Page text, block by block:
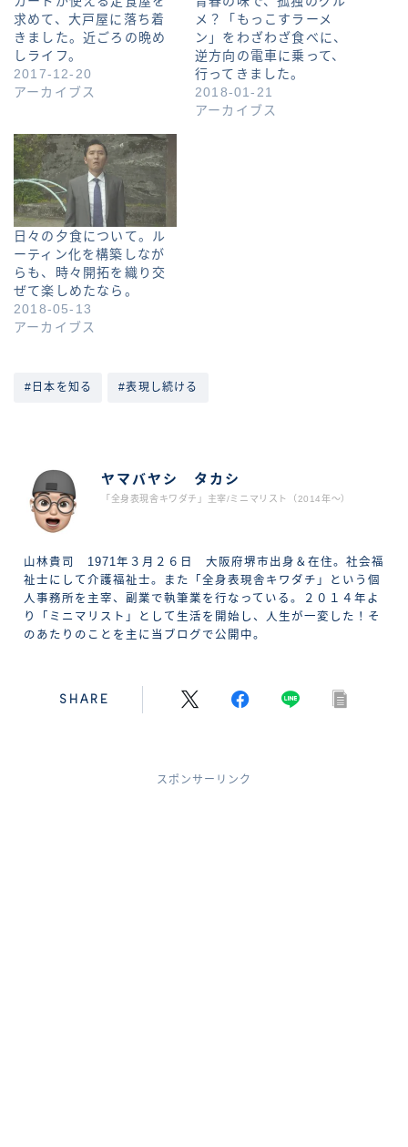
求めて、大戸屋に落ち着
きました。近ごろの晩め
しライフ。
2017-12-20
アーカイブス
メ？「もっこすラーメ
ン」をわざわざ食べに、
逆方向の電車に乗って、
行ってきました。
2018-01-21
アーカイブス
日々の夕食について。ル
ーティン化を構築しなが
らも、時々開拓を織り交
ぜて楽しめたなら。
2018-05-13
アーカイブス
#日本を知る #表現し続ける
ヤマバヤシ タカシ
「全身表現舎キワダチ」主宰/ミニマリスト（2014年〜）
山林貴司 1971年３月２６日 大阪府堺市出身＆在住。社会福
祉士にして介護福祉士。また「全身表現舎キワダチ」という個
人事務所を主宰、副業で執筆業を行なっている。２０１４年よ
り「ミニマリスト」として生活を開始し、人生が一変した！そ
のあたりのことを主に当ブログで公開中。
SHARE
スポンサーリンク